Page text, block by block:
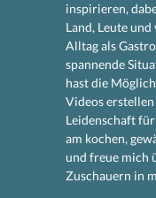
inspirieren,
Land, Leute
Alltag als
spannende
hast die
Videos
Leidenschaft
am kochen,
und freue mich
Zuschauern in